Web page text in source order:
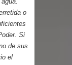
o
Si
de sus
el